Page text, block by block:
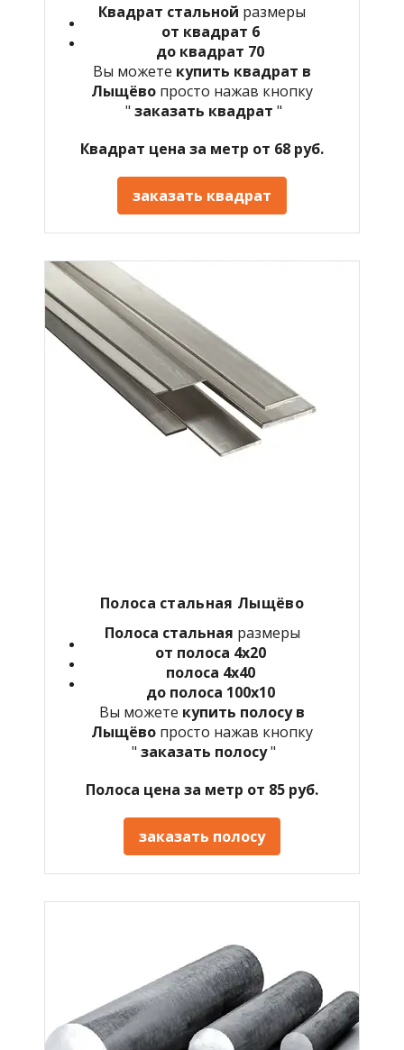
Квадрат стальной размеры
от квадрат 6
до квадрат 70
Вы можете купить квадрат в
Лыщёво просто нажав кнопку
" заказать квадрат "
Квадрат цена за метр от 68 руб.
заказать квадрат
Полоса стальная Лыщёво
Полоса стальная размеры
от полоса 4х20
полоса 4х40
до полоса 100х10
Вы можете купить полосу в
Лыщёво просто нажав кнопку
" заказать полосу"
Полоса цена за метр от 85 руб.
заказать полосу